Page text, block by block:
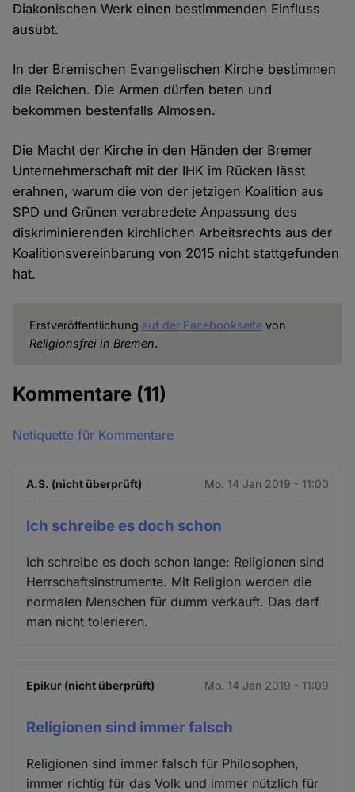
Diakonischen Werk einen bestimmenden Einfluss
ausübt.
In der Bremischen Evangelischen Kirche bestimmen
die Reichen. Die Armen dürfen beten und
bekommen bestenfalls Almosen.
Die Macht der Kirche in den Händen der Bremer
Unternehmerschaft mit der IHK im Rücken lässt
erahnen, warum die von der jetzigen Koalition aus
SPD und Grünen verabredete Anpassung des
diskriminierenden kirchlichen Arbeitsrechts aus der
Koalitionsvereinbarung von 2015 nicht stattgefunden
hat.
Erstveröffentlichung auf der Facebookseitevon
Religionsfrei in Bremen.
Kommentare (11)
Netiquette für Kommentare
A.S. (nicht überprüft) Mo. 14 Jan 2019 - 11:00
Ich schreibe es doch schon
Ich schreibe es doch schon lange: Religionen sind
Herrschaftsinstrumente. Mit Religion werden die
normalen Menschen für dumm verkauft. Das darf
man nicht tolerieren.
Epikur (nicht überprüft) Mo. 14 Jan 2019 - 11:09
Religionen sind immer falsch
Religionen sind immer falsch für Philosophen,
immer richtig für das Volk und immer nützlich für